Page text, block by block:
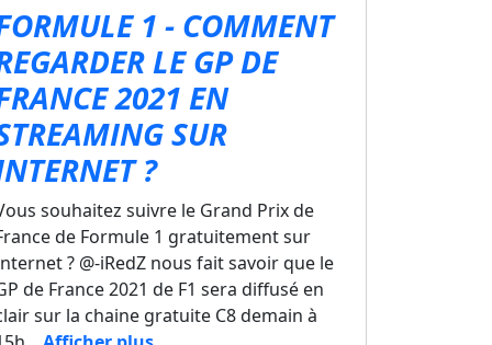
1 - COMMENT
LE GP DE
2021 EN
SUR
?
souhaitez suivre le Grand Prix de
de Formule 1 gratuitement sur
? @-iRedZ nous fait savoir que le
de France 2021 de F1 sera diffusé en
sur la chaine gratuite C8 demain à